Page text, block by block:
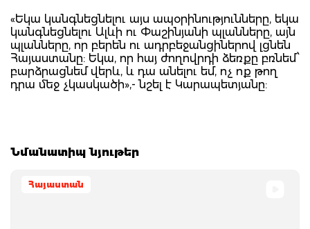
«Եկա կանգնեցնելու այս ապօրինությունները, եկա
կանգնեցնելու Ալևի ու Փաշինյանի պլանները, այն
պլանները, որ բերեն ու ադրբեջանցիներով լցնեն
Հայաստանը: Եկա, որ հայ ժողովրդի ձեռքը բռնեմ՝
բարձրացնեմ վերև, և դա անելու եմ, ոչ ոք թող
դրա մեջ չկասկածի»,- նշել է Կարապետյանը:
Նմանատիպ նյութեր
Հայաստան